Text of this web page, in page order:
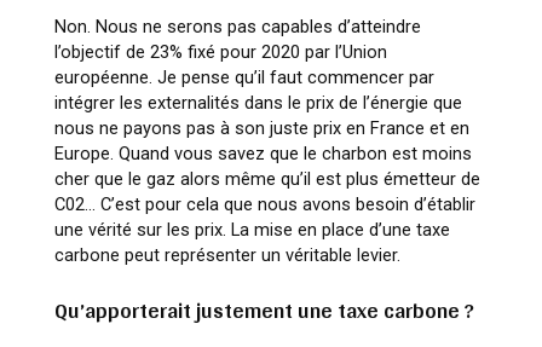
Non. Nous ne serons pas capables d’atteindre
l’objectif de 23% fixé pour 2020 par l’Union
européenne. Je pense qu’il faut commencer par
intégrer les externalités dans le prix de l’énergie que
nous ne payons pas à son juste prix en France et en
Europe. Quand vous savez que le charbon est moins
cher que le gaz alors même qu’il est plus émetteur de
C02… C’est pour cela que nous avons besoin d’établir
une vérité sur les prix. La mise en place d’une taxe
carbone peut représenter un véritable levier.
Qu’apporterait justement une taxe carbone ?